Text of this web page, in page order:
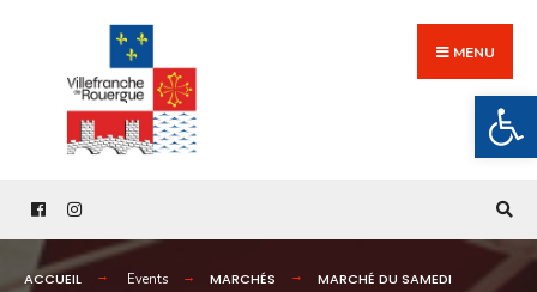
content
MENU
ACCUEIL Events MARCHÉS MARCHÉ DU SAMEDI